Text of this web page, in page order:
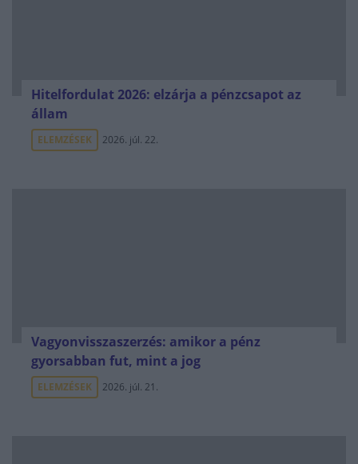
Hitelfordulat 2026: elzárja a pénzcsapot az
állam
ELEMZÉSEK 2026. júl. 22.
Vagyonvisszaszerzés: amikor a pénz
gyorsabban fut, mint a jog
ELEMZÉSEK 2026. júl. 21.